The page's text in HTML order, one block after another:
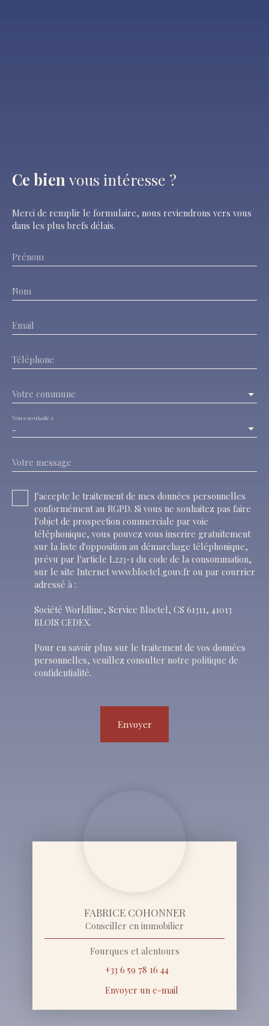
Ce bien vous intéresse ?
Merci de remplir le formulaire, nous reviendrons vers vous
dans les plus brefs délais.
Prénom
Nom
Email
Téléphone
Votre commune
-
Vous souhaitez
Votre message
J'accepte le traitement de mes données personnelles
conformément au RGPD. Si vous ne souhaitez pas faire
l'objet de prospection commerciale par voie
téléphonique, vous pouvez vous inscrire gratuitement
sur la liste d'opposition au démarchage téléphonique,
prévu par l'article L223-1 du code de la consommation,
sur le site Internet www.bloctel.gouv.fr ou par courrier
adressé à :
Société Worldline, Service Bloctel, CS 61311, 41013
BLOIS CEDEX.
Pour en savoir plus sur le traitement de vos données
personnelles, veuillez consulter notre politique de
confidentialité.
Envoyer
FABRICE COHONNER
Conseiller en immobilier
Fourques et alentours
+33 6 59 78 16 44
Envoyer un e-mail